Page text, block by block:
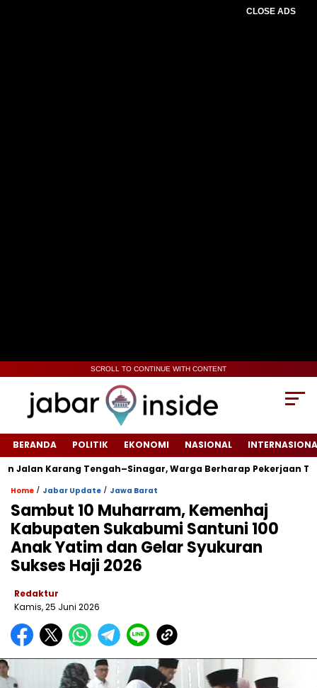
CLOSE ADS
SCROLL TO CONTINUE WITH CONTENT
BERANDA POLITIK EKONOMI NASIONAL
Karang Tengah–Sinagar, Warga Berharap Pekerjaan Tepat
Home / Jabar Update / Jawa Barat
Sambut 10 Muharram, Kemenhaj
Kabupaten Sukabumi Santuni 100
Anak Yatim dan Gelar Syukuran
Sukses Haji 2026
Redaktur
Kamis, 25 Juni 2026